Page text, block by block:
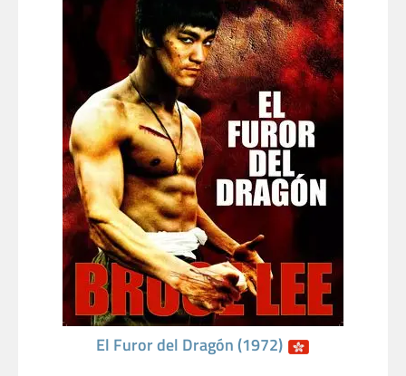
El Furor del Dragón (1972)